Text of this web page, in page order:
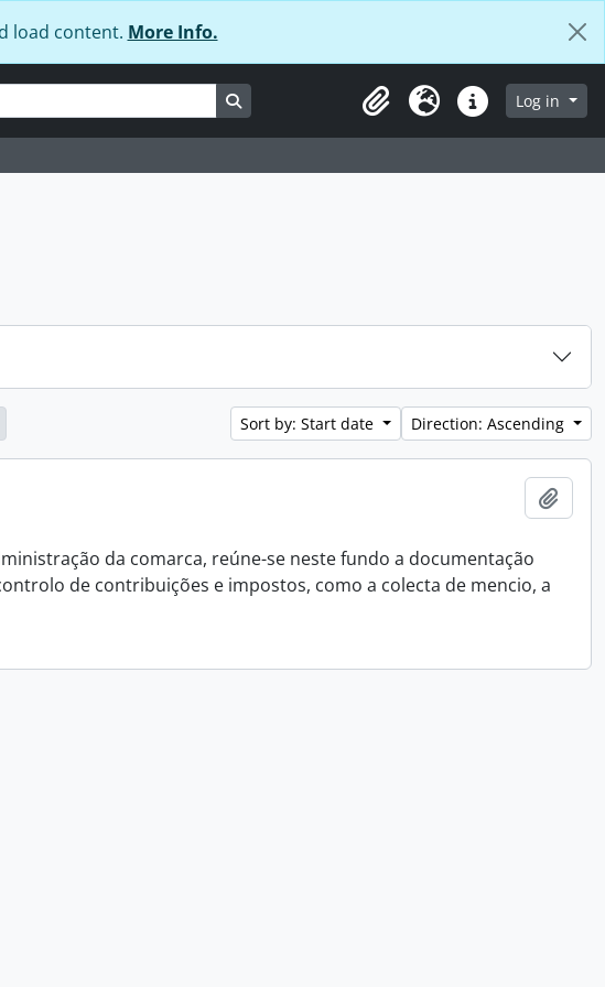
load content. More Info.
Search in browse page
ClipboardLanguageQuick linksLog in
Sort by: Start date Direction: Ascending
da comarca, reúne-se neste fundo a documentação
de contribuições e impostos, como a colecta de mencio, a